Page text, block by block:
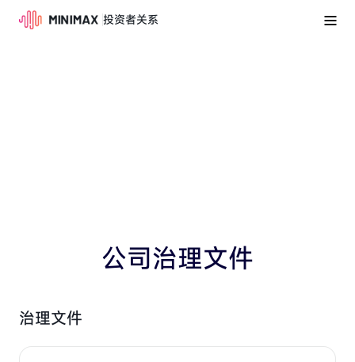
投资者关系
公司治理文件
治理文件